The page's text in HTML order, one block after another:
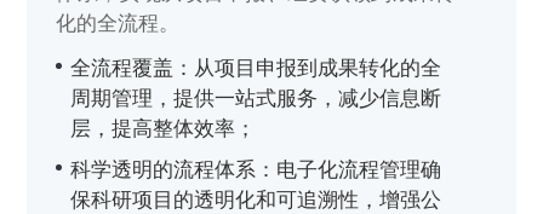
化的全流程。
全流程覆盖：从项目申报到成果转化的全
周期管理，提供一站式服务，减少信息断
层，提高整体效率；
科学透明的流程体系：电子化流程管理确
保科研项目的透明化和可追溯性，增强公